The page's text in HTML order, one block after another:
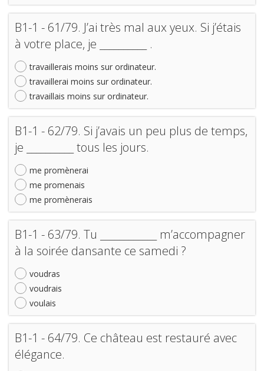
B1-1 - 61/79. J’ai très mal aux yeux. Si j’étais
à votre place, je __________ .
travaillerais moins sur ordinateur.
travaillerai moins sur ordinateur.
travaillais moins sur ordinateur.
B1-1 - 62/79. Si j’avais un peu plus de temps,
je __________ tous les jours.
me promènerai
me promenais
me promènerais
B1-1 - 63/79. Tu ____________ m’accompagner
à la soirée dansante ce samedi ?
voudras
voudrais
voulais
B1-1 - 64/79. Ce château est restauré avec
élégance.